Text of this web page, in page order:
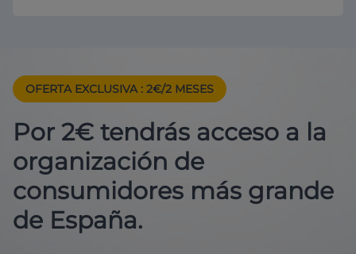
OFERTA EXCLUSIVA : 2€/2 MESES
Por 2€ tendrás acceso a la
organización de
consumidores más grande
de España.